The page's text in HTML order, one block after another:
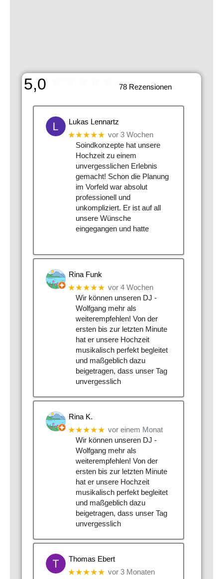
5,0 78 Rezensionen
Lukas Lennartz
★★★★★ vor 3 Wochen
Soindkonzepte hat unsere
Hochzeit zu einem
unvergesslichen Erlebnis
gemacht! Schon die Planung
im Vorfeld war absolut
professionell und
unkompliziert. Er ist auf all
unsere Wünsche
eingegangen und hatte
Rina Funk
★★★★★ vor 4 Wochen
Wir können unseren DJ -
Wolfgang mehr als
weiterempfehlen! Von der
ersten bis zur letzten Minute
hat er unsere Hochzeit
musikalisch perfekt begleitet
und maßgeblich dazu
beigetragen, dass unser Tag
unvergesslich
Rina K.
★★★★★ vor einem Monat
Wir können unseren DJ -
Wolfgang mehr als
weiterempfehlen! Von der
ersten bis zur letzten Minute
hat er unsere Hochzeit
musikalisch perfekt begleitet
und maßgeblich dazu
beigetragen, dass unser Tag
unvergesslich
Thomas Ebert
★★★★★ vor 3 Monaten